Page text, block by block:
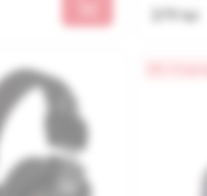
379 lei